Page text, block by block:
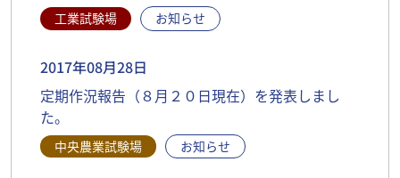
工業試験場 お知らせ
2017年08月28日
定期作況報告（８月２０日現在）を発表しまし
た。
中央農業試験場 お知らせ